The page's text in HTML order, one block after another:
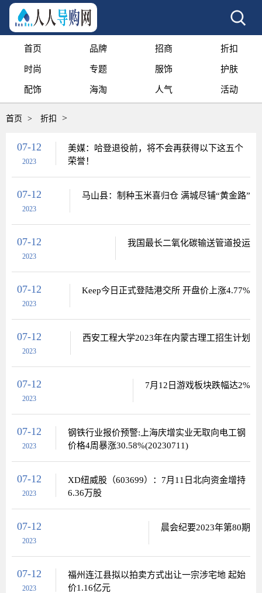
首页 品牌 招商 折扣
时尚 专题 服饰 护肤
配饰 海淘 人气 活动
首页 > 折扣 >
07-12
2023
美媒：哈登退役前，将不会再获得以下这五个
荣誉！
07-12
2023
马山县：制种玉米喜归仓 满城尽铺“黄金路”
07-12
2023
我国最长二氧化碳输送管道投运
07-12
2023
Keep今日正式登陆港交所 开盘价上涨4.77%
07-12
2023
西安工程大学2023年在内蒙古理工招生计划
07-12
2023
7月12日游戏板块跌幅达2%
07-12
2023
钢铁行业报价预警:上海庆增实业无取向电工钢
价格4周暴涨30.58%(20230711)
07-12
2023
XD纽威股（603699）：7月11日北向资金增持
6.36万股
07-12
2023
晨会纪要2023年第80期
07-12
2023
福州连江县拟以拍卖方式出让一宗涉宅地 起始
价1.16亿元